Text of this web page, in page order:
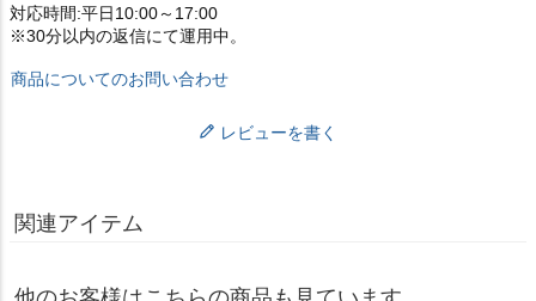
対応時間:平日10:00～17:00
※30分以内の返信にて運用中。
商品についてのお問い合わせ
レビューを書く
関連アイテム